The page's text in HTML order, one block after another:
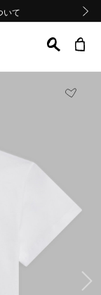
いて
いて
いて